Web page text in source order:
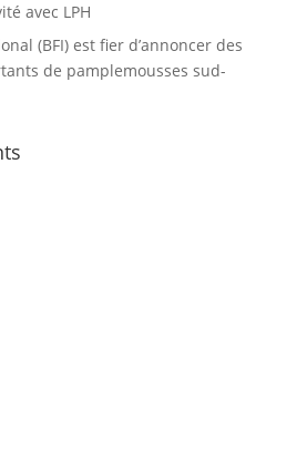
avec LPH
(BFI) est fier d’annoncer des
de pamplemousses sud-